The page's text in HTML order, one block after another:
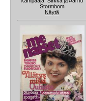
Stormbom
Näytä